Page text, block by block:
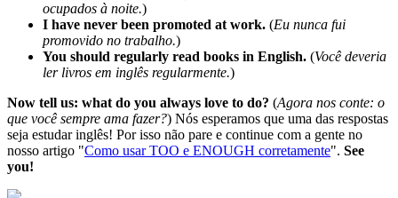
ocupados à noite.)
I have never been promoted at work. (Eu nunca fui
promovido no trabalho.)
You should regularly read books in English. (Você deveria
ler livros em inglês regularmente.)
Now tell us: what do you always love to do? (Agora nos conte: o
que você sempre ama fazer?) Nós esperamos que uma das respostas
seja estudar inglês! Por isso não pare e continue com a gente no
nosso artigo "Como usar TOO e ENOUGH corretamente". See
you!